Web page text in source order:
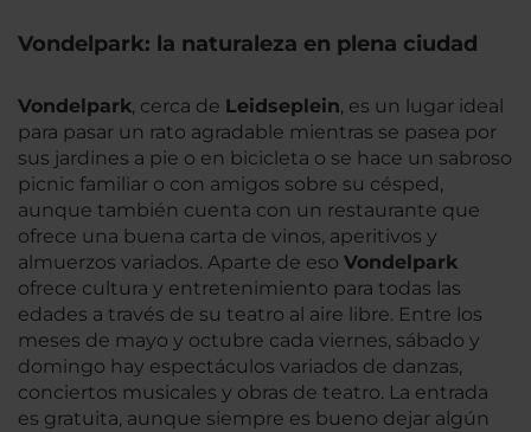
Vondelpark: la naturaleza en plena ciudad
Vondelpark, cerca de Leidseplein, es un lugar ideal
para pasar un rato agradable mientras se pasea por
sus jardines a pie o en bicicleta o se hace un sabroso
picnic familiar o con amigos sobre su césped,
aunque también cuenta con un restaurante que
ofrece una buena carta de vinos, aperitivos y
almuerzos variados. Aparte de eso Vondelpark
ofrece cultura y entretenimiento para todas las
edades a través de su teatro al aire libre. Entre los
meses de mayo y octubre cada viernes, sábado y
domingo hay espectáculos variados de danzas,
conciertos musicales y obras de teatro. La entrada
es gratuita, aunque siempre es bueno dejar algún